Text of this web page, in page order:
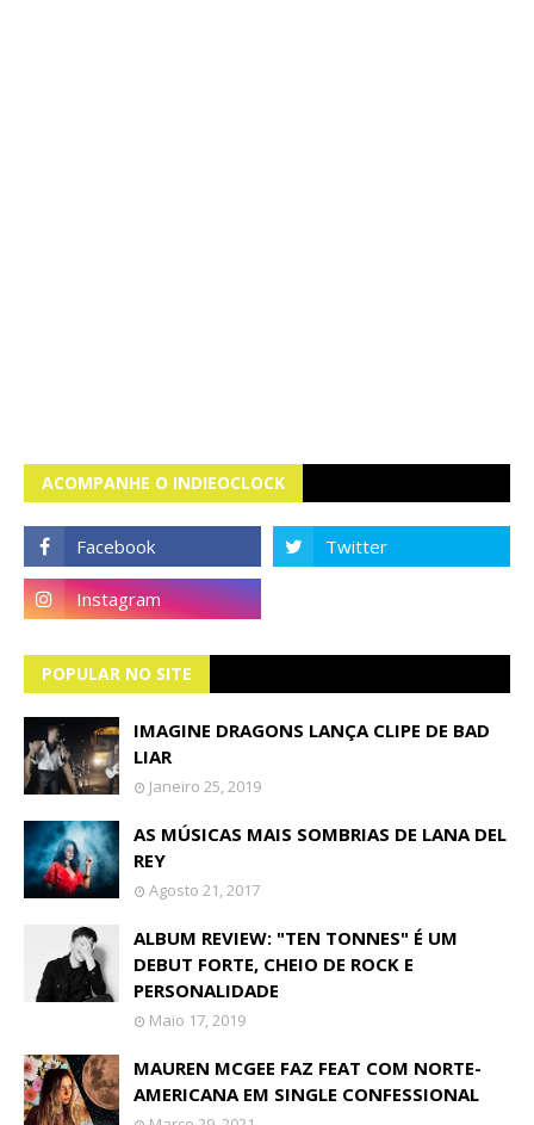
ACOMPANHE O INDIEOCLOCK
POPULAR NO SITE
IMAGINE DRAGONS LANÇA CLIPE DE BAD
LIAR
Janeiro 25, 2019
AS MÚSICAS MAIS SOMBRIAS DE LANA DEL
REY
Agosto 21, 2017
ALBUM REVIEW: "TEN TONNES" É UM
DEBUT FORTE, CHEIO DE ROCK E
PERSONALIDADE
Maio 17, 2019
MAUREN MCGEE FAZ FEAT COM NORTE-
AMERICANA EM SINGLE CONFESSIONAL